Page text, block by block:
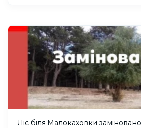
Ліс біля Малокаховки заміновано